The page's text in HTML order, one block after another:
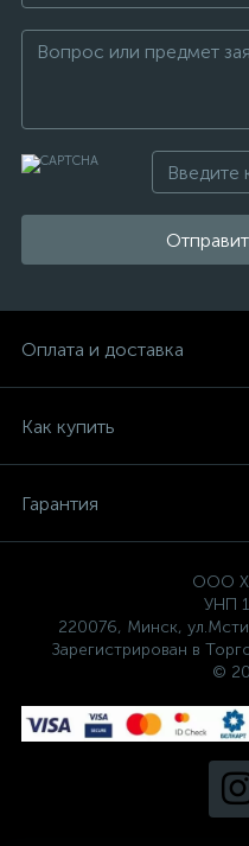
Оплата и доставка
Как купить
Гарантия
ООО
УНП
220076, Минск,
Зарегистрирован в
©